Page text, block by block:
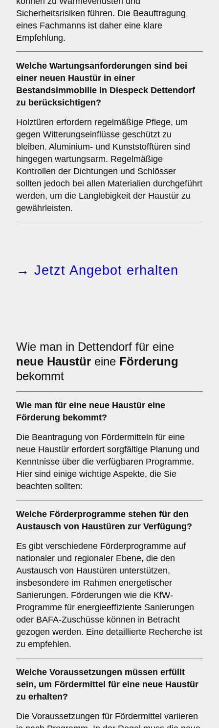
Sicherheitsrisiken führen. Die Beauftragung
eines Fachmanns ist daher eine klare
Empfehlung.
Welche Wartungsanforderungen sind bei
einer neuen Haustür in einer
Bestandsimmobilie in Diespeck Dettendorf
zu berücksichtigen?
Holztüren erfordern regelmäßige Pflege, um
gegen Witterungseinflüsse geschützt zu
bleiben. Aluminium- und Kunststofftüren sind
hingegen wartungsarm. Regelmäßige
Kontrollen der Dichtungen und Schlösser
sollten jedoch bei allen Materialien durchgeführt
werden, um die Langlebigkeit der Haustür zu
gewährleisten.
→ Jetzt Angebot erhalten
Wie man in Dettendorf für eine
neue Haustür eine Förderung
bekommt
Wie man für eine neue Haustür eine
Förderung bekommt?
Die Beantragung von Fördermitteln für eine
neue Haustür erfordert sorgfältige Planung und
Kenntnisse über die verfügbaren Programme.
Hier sind einige wichtige Aspekte, die Sie
beachten sollten:
Welche Förderprogramme stehen für den
Austausch von Haustüren zur Verfügung?
Es gibt verschiedene Förderprogramme auf
nationaler und regionaler Ebene, die den
Austausch von Haustüren unterstützen,
insbesondere im Rahmen energetischer
Sanierungen. Förderungen wie die KfW-
Programme für energieeffiziente Sanierungen
oder BAFA-Zuschüsse können in Betracht
gezogen werden. Eine detaillierte Recherche ist
zu empfehlen.
Welche Voraussetzungen müssen erfüllt
sein, um Fördermittel für eine neue Haustür
zu erhalten?
Die Voraussetzungen für Fördermittel variieren